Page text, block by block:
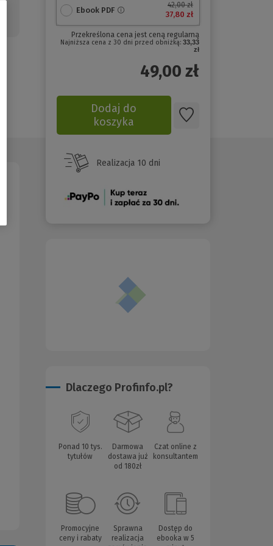
Ebook PDF
42,00 zł
37,80 zł
Przekreślona cena jest ceną regularną
Najniższa cena z 30 dni przed obniżką: 33,33
zł
49,00 zł
Dodaj do
koszyka
Realizacja 10 dni
(Nowe
Dlaczego Profinfo.pl?
Ponad 10 tys.
tytułów
Darmowa
dostawa już
od 180zł
Czat online z
konsultantem
Promocyjne
ceny i rabaty
Sprawna
realizacja
Dostęp do
ebooka w 5